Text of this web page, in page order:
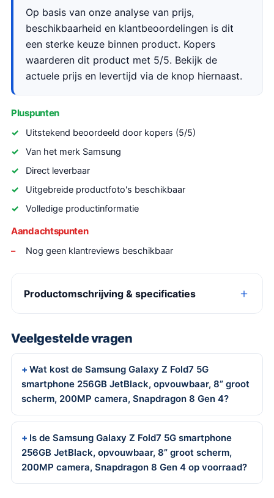
Op basis van onze analyse van prijs,
beschikbaarheid en klantbeoordelingen is dit
een sterke keuze binnen product. Kopers
waarderen dit product met 5/5. Bekijk de
actuele prijs en levertijd via de knop hiernaast.
Pluspunten
Uitstekend beoordeeld door kopers (5/5)
Van het merk Samsung
Direct leverbaar
Uitgebreide productfoto's beschikbaar
Volledige productinformatie
Aandachtspunten
Nog geen klantreviews beschikbaar
Productomschrijving & specificaties
Veelgestelde vragen
Wat kost de Samsung Galaxy Z Fold7 5G
smartphone 256GB JetBlack, opvouwbaar, 8” groot
scherm, 200MP camera, Snapdragon 8 Gen 4?
Is de Samsung Galaxy Z Fold7 5G smartphone
256GB JetBlack, opvouwbaar, 8” groot scherm,
200MP camera, Snapdragon 8 Gen 4 op voorraad?